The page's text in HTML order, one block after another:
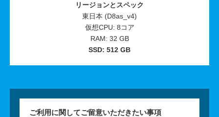
リージョンとスペック
東日本 (D8as_v4)
仮想CPU: 8コア
RAM: 32 GB
SSD: 512 GB
ご利用に関してご留意いただきたい事項